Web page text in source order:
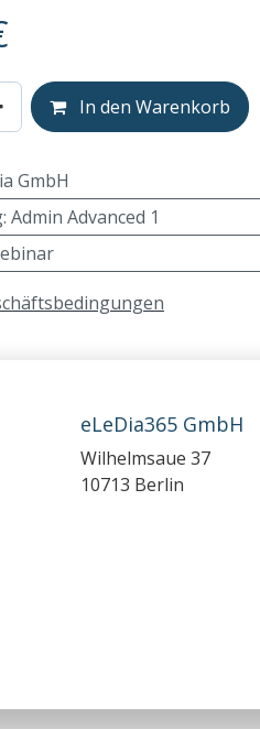
In den Warenkorb
GmbH
: Admin Advanced 1
eLeDia365 GmbH
Wilhelmsaue 37
10713 Berlin